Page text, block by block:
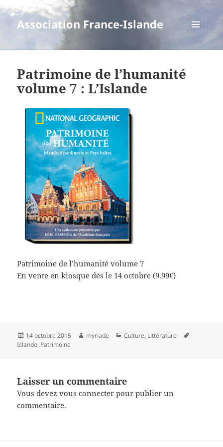
Association France-Islande
Patrimoine de l’humanité
volume 7 : L’Islande
Patrimoine de l’humanité volume 7
En vente en kiosque dès le 14 octobre (9.99€)
Publié
le
14 octobre 2015 Auteur
myriade Catégories
Culture, Littérature
Islande, Patrimoine
Laisser un commentaire
Vous devezvous connecter pour publier un
commentaire.